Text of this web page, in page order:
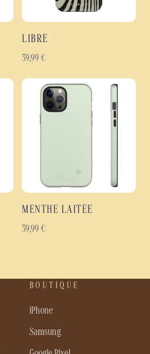
LIBRE
39,99 €
MENTHE LAITÉE
39,99 €
BOUTIQUE
iPhone
Samsung